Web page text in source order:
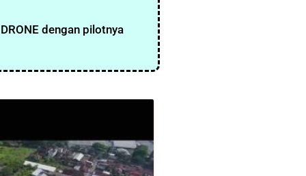
dengan pilotnya